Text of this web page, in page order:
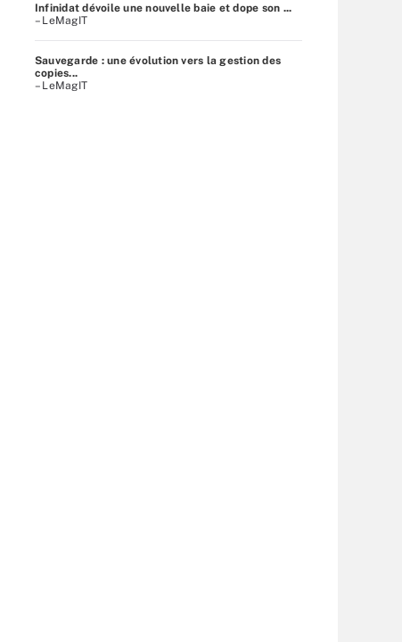
Infinidat dévoile une nouvelle baie et dope son ...
– LeMagIT
Sauvegarde : une évolution vers la gestion des
copies...
– LeMagIT